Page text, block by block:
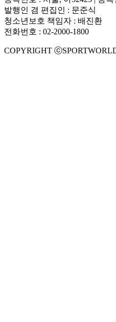
발행인 겸 편집인 : 문준식
청소년보호 책임자 : 배진환
전화번호 : 02-2000-1800
COPYRIGHT